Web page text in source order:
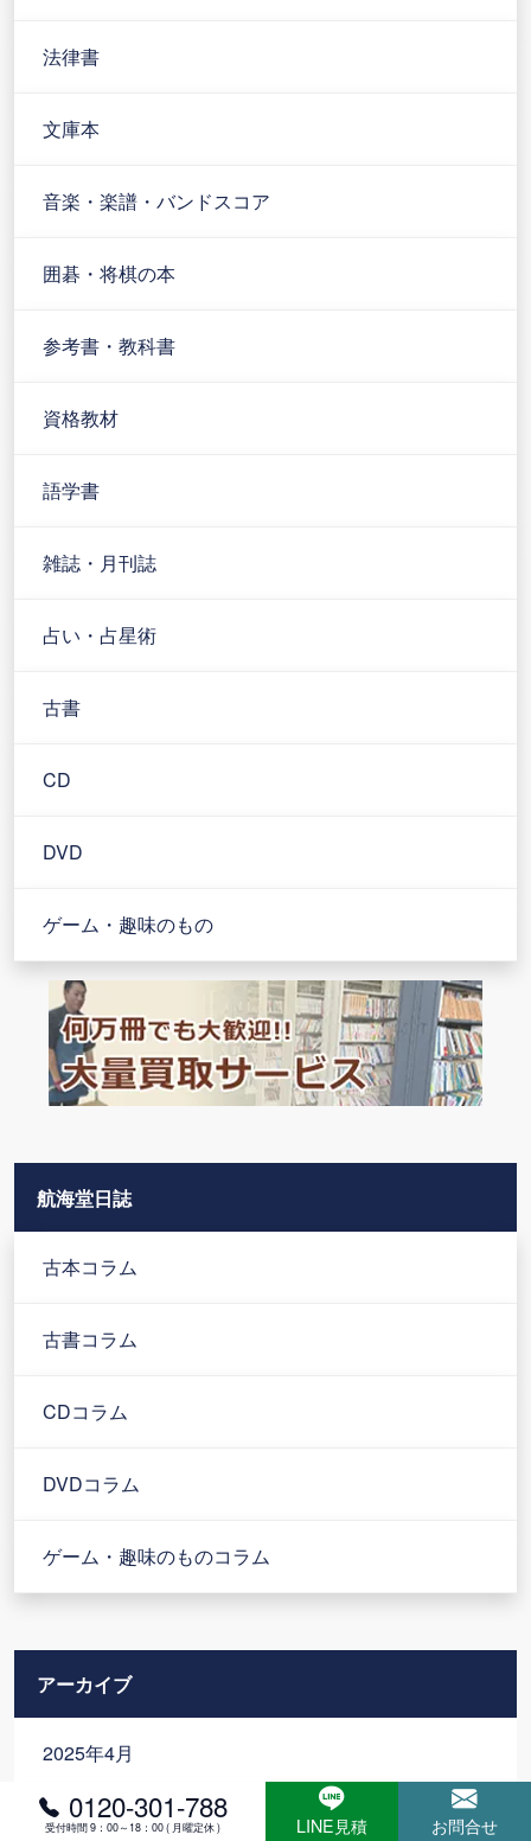
0120-301-788
受付時間 9：00～18：00 ( 月曜定休 ) LINE見積 お問合せ
法律書
文庫本
音楽・楽譜・バンドスコア
囲碁・将棋の本
参考書・教科書
資格教材
語学書
雑誌・月刊誌
占い・占星術
古書
CD
DVD
ゲーム・趣味のもの
航海堂日誌
古本コラム
古書コラム
CDコラム
DVDコラム
ゲーム・趣味のものコラム
アーカイブ
2025年4月
2025年1月